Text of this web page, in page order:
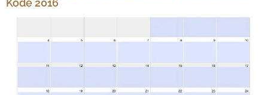
Kode 2016